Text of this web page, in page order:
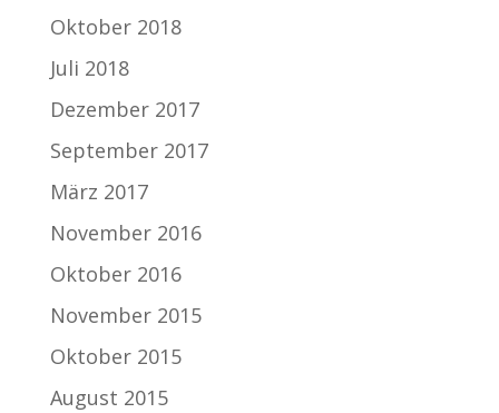
Oktober 2018
Juli 2018
Dezember 2017
September 2017
März 2017
November 2016
Oktober 2016
November 2015
Oktober 2015
August 2015